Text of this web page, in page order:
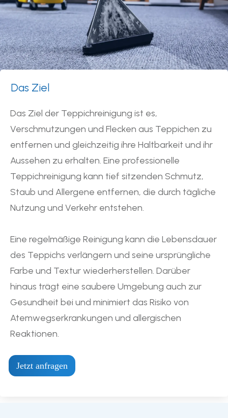
Das Ziel
Das Ziel der Teppichreinigung ist es,
Verschmutzungen und Flecken aus Teppichen zu
entfernen und gleichzeitig ihre Haltbarkeit und ihr
Aussehen zu erhalten. Eine professionelle
Teppichreinigung kann tief sitzenden Schmutz,
Staub und Allergene entfernen, die durch tägliche
Nutzung und Verkehr entstehen.
Eine regelmäßige Reinigung kann die Lebensdauer
des Teppichs verlängern und seine ursprüngliche
Farbe und Textur wiederherstellen. Darüber
hinaus trägt eine saubere Umgebung auch zur
Gesundheit bei und minimiert das Risiko von
Atemwegserkrankungen und allergischen
Reaktionen.
Jetzt anfragen